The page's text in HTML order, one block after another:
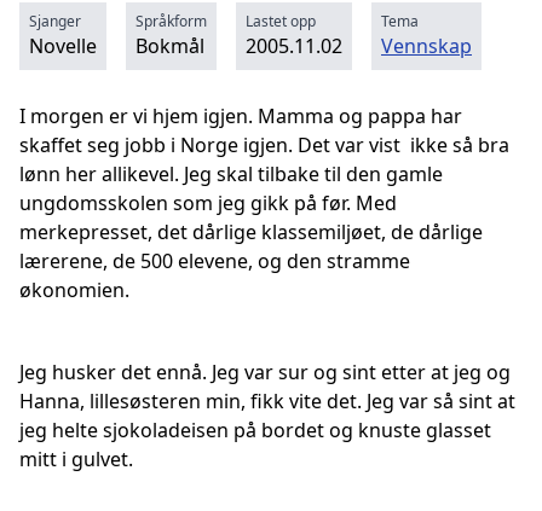
Sjanger
Novelle
Språkform
Bokmål
Lastet opp
2005.11.02
Tema
Vennskap
I morgen er vi hjem igjen. Mamma og pappa har
skaffet seg jobb i Norge igjen. Det var vist ikke så bra
lønn her allikevel. Jeg skal tilbake til den gamle
ungdomsskolen som jeg gikk på før. Med
merkepresset, det dårlige klassemiljøet, de dårlige
lærerene, de 500 elevene, og den stramme
økonomien.
Jeg husker det ennå. Jeg var sur og sint etter at jeg og
Hanna, lillesøsteren min, fikk vite det. Jeg var så sint at
jeg helte sjokoladeisen på bordet og knuste glasset
mitt i gulvet.